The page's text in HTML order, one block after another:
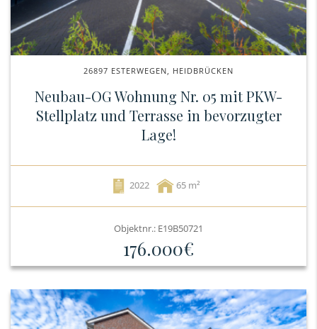
26897 ESTERWEGEN, HEIDBRÜCKEN
Neubau-OG Wohnung Nr. 05 mit PKW-
Stellplatz und Terrasse in bevorzugter
Lage!
2022 65
Objektnr.: E19B50721
176.000€